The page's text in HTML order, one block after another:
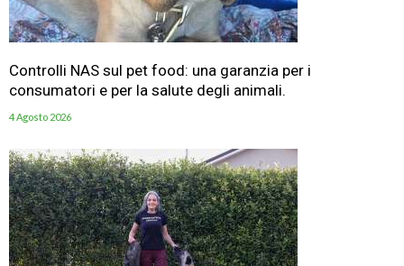
Controlli NAS sul pet food: una garanzia per i
consumatori e per la salute degli animali.
4 Agosto 2026